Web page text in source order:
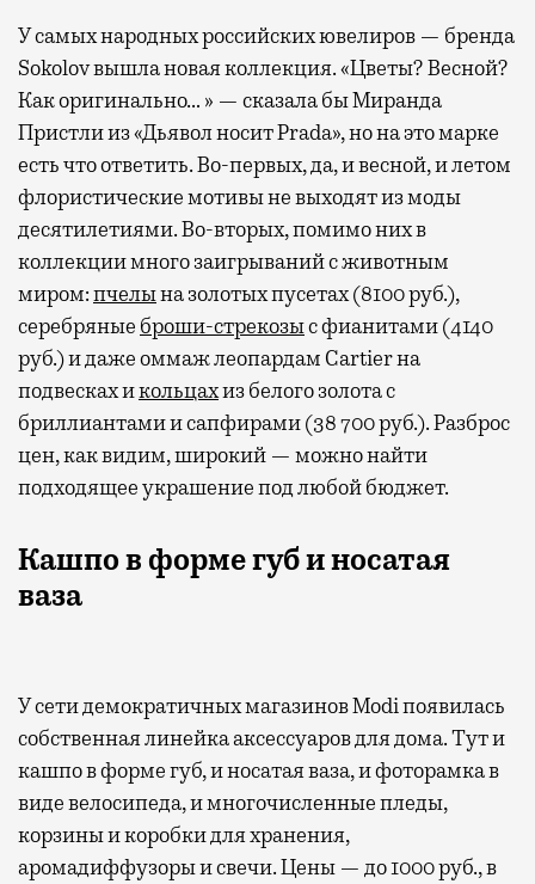
У самых народных российских ювелиров — бренда
Sokolov вышла новая коллекция. «Цветы? Весной?
Как оригинально… » — сказала бы Миранда
Пристли из «Дьявол носит Prada», но на это марке
есть что ответить. Во-первых, да, и весной, и летом
флористические мотивы не выходят из моды
десятилетиями. Во-вторых, помимо них в
коллекции много заигрываний с животным
миром:пчелына золотых пусетах (8100 руб.),
серебряные броши-стрекозыс фианитами (4140
руб.) и даже оммаж леопардам Cartier на
подвесках икольцахиз белого золота с
бриллиантами и сапфирами (38 700 руб.). Разброс
цен, как видим, широкий — можно найти
подходящее украшение под любой бюджет.
Кашпо в форме губ и носатая
ваза
У сети демократичных магазинов Modi появилась
собственная линейка аксессуаров для дома. Тут и
кашпо в форме губ, и носатая ваза, и фоторамка в
виде велосипеда, и многочисленные пледы,
корзины и коробки для хранения,
аромадиффузоры и свечи. Цены — до 1000 руб., в